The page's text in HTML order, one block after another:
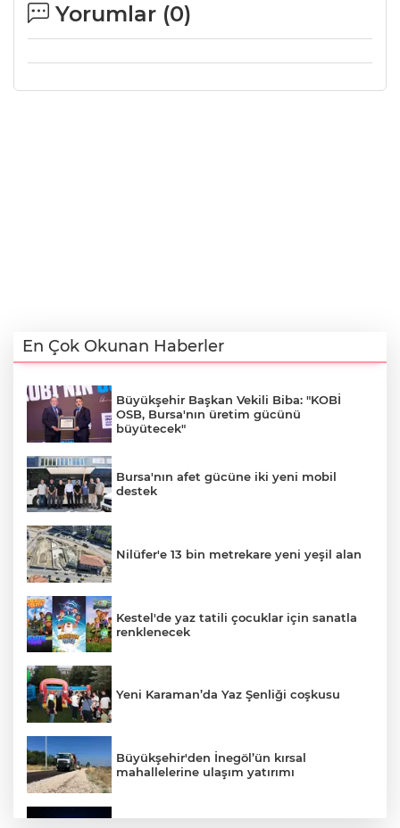
Yorumlar (0)
En Çok Okunan Haberler
Büyükşehir Başkan Vekili Biba: "KOBİ
OSB, Bursa'nın üretim gücünü
büyütecek"
Bursa'nın afet gücüne iki yeni mobil
destek
Nilüfer'e 13 bin metrekare yeni yeşil alan
Kestel'de yaz tatili çocuklar için sanatla
renklenecek
Yeni Karaman’da Yaz Şenliği coşkusu
Büyükşehir'den İnegöl’ün kırsal
mahallelerine ulaşım yatırımı